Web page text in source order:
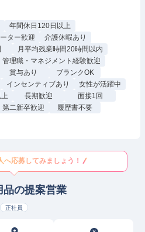
年間休日120日以上
ター歓迎
介護休暇あり
月平均残業時間20時間以内
管理職・マネジメント経験歓迎
賞与あり
ブランクOK
インセンティブあり
女性が活躍中
長期歓迎
面接1回
第二新卒歓迎
履歴書不要
へ応募してみましょう！
品の提案営業
正社員